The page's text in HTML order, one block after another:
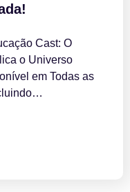
Cast: O
o Universo
em Todas as